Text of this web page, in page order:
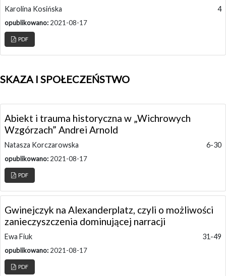
Karolina Kosińska 4
opublikowano: 2021-08-17
PDF
SKAZA I SPOŁECZEŃSTWO
Abiekt i trauma historyczna w „Wichrowych
Wzgórzach” Andrei Arnold
Natasza Korczarowska 6-30
opublikowano: 2021-08-17
PDF
Gwinejczyk na Alexanderplatz, czyli o możliwości
zanieczyszczenia dominującej narracji
Ewa Fiuk 31-49
opublikowano: 2021-08-17
PDF